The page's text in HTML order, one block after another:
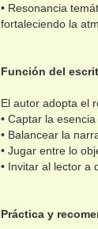
• Resonancia
fortaleciendo la
Función del
El autor adopta el
• Captar la
• Balancear la
• Jugar entre lo
• Invitar al lector a
Práctica y